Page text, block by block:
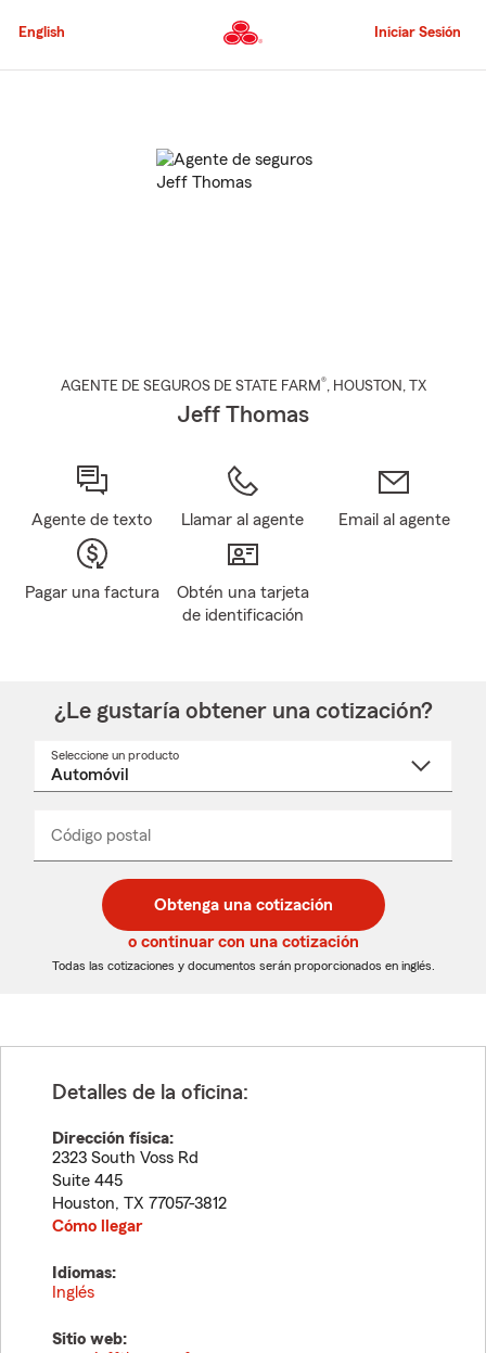
al
principal
English Iniciar Sesión
AGENTE DE SEGUROS DE STATE FARM®, HOUSTON , TX
Jeff Thomas
Agente de texto Llamar al agente Email al agente
Pagar una factura
Obtén una tarjeta
de identificación
¿Le gustaría obtener una cotización?
Seleccione un producto
desplegable
Código postal
de
5
dígitos
de
5
dígitos
_____
Obtenga una cotización
o continuar con una cotización
Todas las cotizaciones y documentos serán proporcionados en inglés.
Detalles de la oficina:
Dirección física:
2323 South Voss Rd
Suite 445
Houston, TX 77057-3812
Cómo llegar
Idiomas:
Inglés
Sitio web: